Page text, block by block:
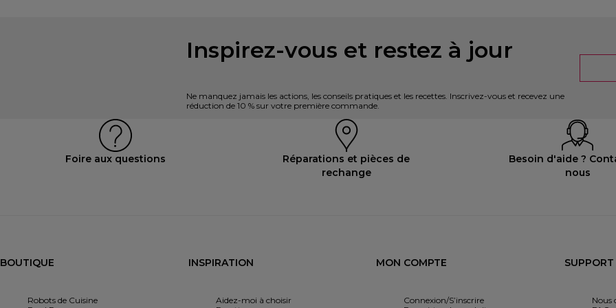
Inspirez-vous et restez à jour
Ne manquez jamais les actions, les conseils pratiques et les recettes. Inscrivez-vous et recevez une
réduction de 10 % sur votre première commande.
Foire aux questions
Réparations et pièces de
rechange
Besoin d'aide ?
nous
BOUTIQUE
Robots de Cuisine
INSPIRATION
Aidez-moi à choisir
MON COMPTE
Connexion/S’inscrire
SUPPORT
Nous